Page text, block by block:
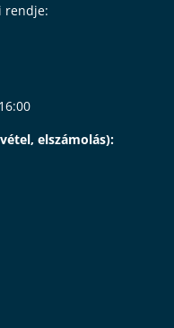
rendje:
elszámolás):